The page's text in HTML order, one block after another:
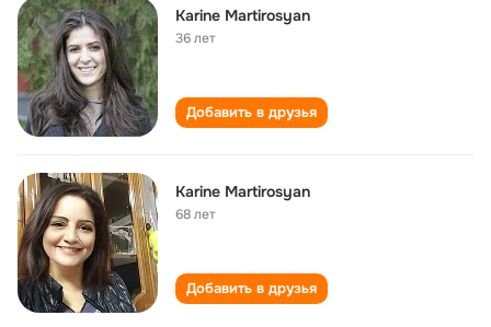
Karine Martirosyan
36 лет
Добавить в друзья
Karine Martirosyan
68 лет
Добавить в друзья